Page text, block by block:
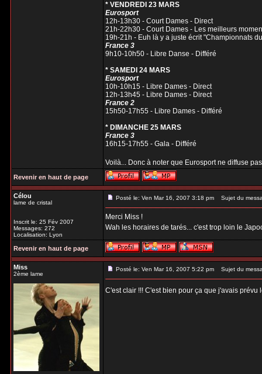
* VENDREDI 23 MARS
Eurosport
12h-13h30 - Court Dames - Direct
21h-22h30 - Court Dames - Les meilleurs
19h-21h - Euh là y a juste écrit "Championnats
France 3
9h10-10h50 - Libre Danse - Différé
* SAMEDI 24 MARS
Eurosport
10h-10h15 - Libre Dames - Direct
12h-13h45 - Libre Dames - Direct
France 2
15h50-17h55 - Libre Dames - Différé
* DIMANCHE 25 MARS
France 3
16h15-17h55 - Gala - Différé
Voilà... Donc à noter que Eurosport ne diffuse
Revenir en haut de page
Célou
lame de cristal
Inscrit le: 25 Fév 2007
Messages: 272
Localisation: Lyon
Posté le: Ven Mar 16, 2007 3:18 pm Sujet du
Merci Miss !
Wah les horaires de tarés... c'est trop loin le
Revenir en haut de page
Miss
2ème lame
Posté le: Ven Mar 16, 2007 5:22 pm Sujet du
C'est clair !!! C'est bien pour ça que j'avais